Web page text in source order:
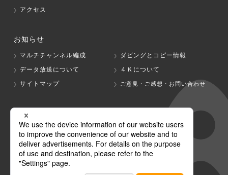
アクセス
お知らせ
マルチチャンネル編成
ダビングとコピー情報
データ放送について
４Ｋについて
サイトマップ
ご意見・ご感想・お問い合わせ
グループ会社
テレビ朝日 テレ朝チャンネル